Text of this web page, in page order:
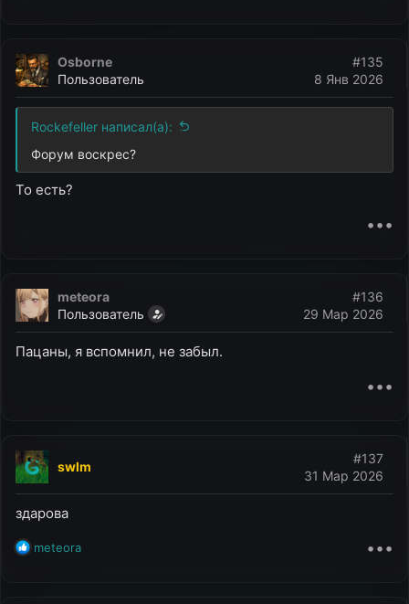
Osborne
Пользователь
8 Янв 2026
#135
Rockefeller написал(а):
Форум воскрес?
То есть?
•••
meteora
Пользователь
29 Мар 2026
#136
Пацаны, я вспомнил, не забыл.
•••
swlm
31 Мар 2026
#137
здарова
Р
meteora •••